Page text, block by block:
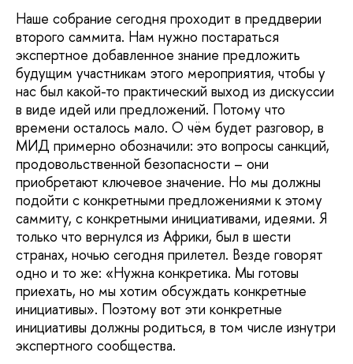
Наше собрание сегодня проходит в преддверии
второго саммита. Нам нужно постараться
экспертное добавленное знание предложить
будущим участникам этого мероприятия, чтобы у
нас был какой-то практический выход из дискуссии
в виде идей или предложений. Потому что
времени осталось мало. О чём будет разговор, в
МИД примерно обозначили: это вопросы санкций,
продовольственной безопасности – они
приобретают ключевое значение. Но мы должны
подойти с конкретными предложениями к этому
саммиту, с конкретными инициативами, идеями. Я
только что вернулся из Африки, был в шести
странах, ночью сегодня прилетел. Везде говорят
одно и то же: «Нужна конкретика. Мы готовы
приехать, но мы хотим обсуждать конкретные
инициативы». Поэтому вот эти конкретные
инициативы должны родиться, в том числе изнутри
экспертного сообщества.